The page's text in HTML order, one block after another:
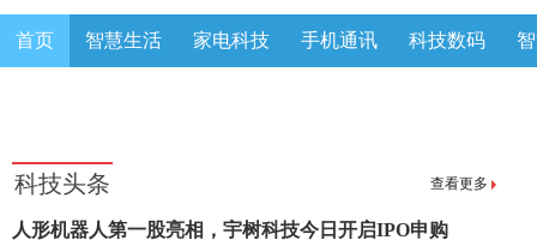
首页 智慧生活 家电科技 手机通讯 科技数码
查看更多
科技头条
人形机器人第一股亮相，宇树科技今日开启IPO申购